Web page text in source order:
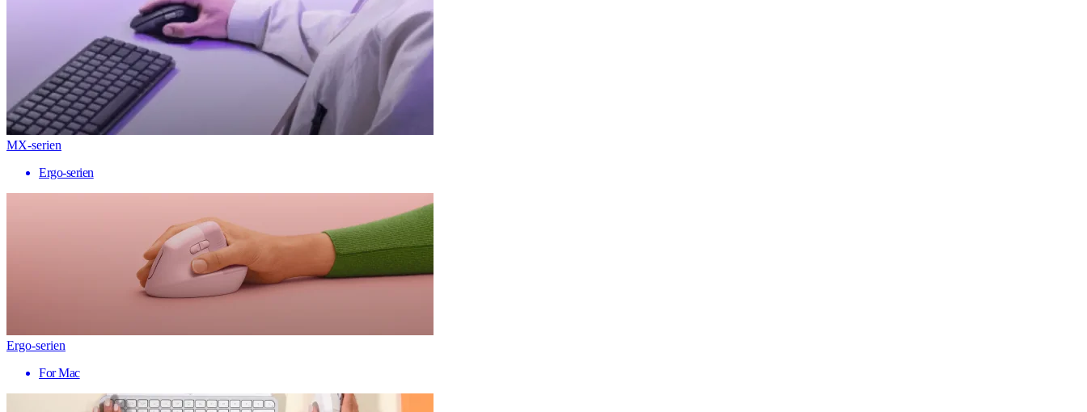
MX-serien
Ergo-serien
Ergo-serien
For Mac